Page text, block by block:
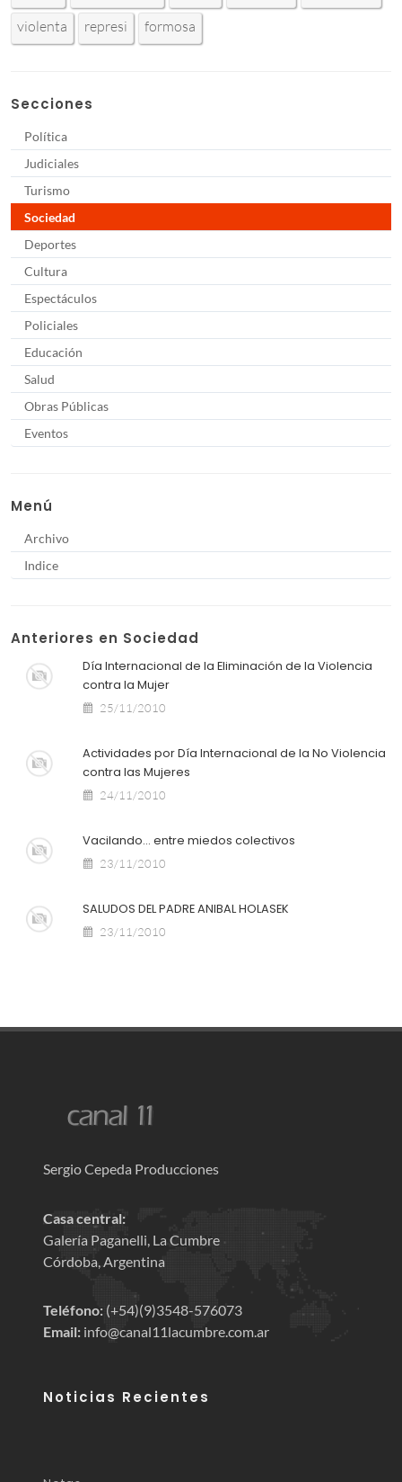
violenta
represi formosa
Secciones
Política
Judiciales
Turismo
Sociedad
Deportes
Cultura
Espectáculos
Policiales
Educación
Salud
Obras Públicas
Eventos
Menú
Archivo
Indice
Anteriores en Sociedad
Día Internacional de la Eliminación de la Violencia
contra la Mujer
25/11/2010
Actividades por Día Internacional de la No Violencia
24/11/2010
Vacilando… entre miedos colectivos
23/11/2010
SALUDOS DEL PADRE ANIBAL HOLASEK
23/11/2010
Sergio Cepeda Producciones
Casa central:
Galería Paganelli, La Cumbre
Córdoba, Argentina
Teléfono: (+54)(9)3548-576073
Email: info@canal11lacumbre.com.ar
Noticias Recientes